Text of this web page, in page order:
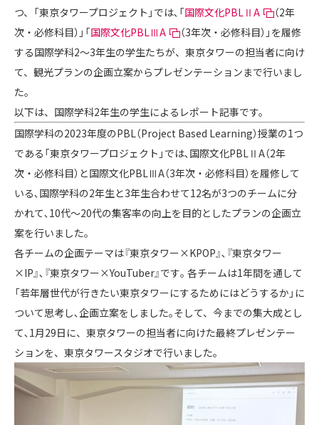
つ、「東京タワープロジェクト」では､「国際文化PBLⅡA
（2年
次・必修科目）」「国際文化PBLⅢA
（3年次・必修科目）」を履修
する国際学科2～3年生の学生たちが、東京タワーの担当者に向け
て、観光プランの企画立案からプレゼンテーションまで行いまし
た。
以下は、国際学科2年生の学生によるレポート記事です。
国際学科の2023年度のPBL（Project Based Learning）授業の1つ
である「東京タワープロジェクト」では､国際文化PBLⅡA（2年
次・必修科目）と国際文化PBLⅢA（3年次・必修科目）を履修して
いる､国際学科の2年生と3年生合わせて12名が3つのチームに分
かれて､10代～20代の集客率の向上を目的としたプランの企画立
案を行いました｡
各チームの企画テーマは『東京タワー×KPOP』､『東京タワー
×IP』､『東京タワー×YouTuber』です｡ 各チームは1年間を通して
「若年層世代が行きたい東京タワーにするためにはどうするか」に
ついて思考し､企画立案をしました｡そして、今までの集大成とし
て､1月29日に、東京タワーの担当者に向けた最終プレゼンテー
ションを、東京タワースタジオで行いました｡